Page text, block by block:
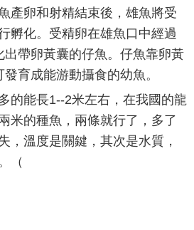
產卵和射精結束後，雄魚將受
孵化。受精卵在雄魚口中經過
帶卵黃囊的仔魚。仔魚靠卵黃
育成能游動攝食的幼魚。
的能長1--2米左右，在我國的龍
米的種魚，兩條就行了，多了
，溫度是關鍵，其次是水質，
（